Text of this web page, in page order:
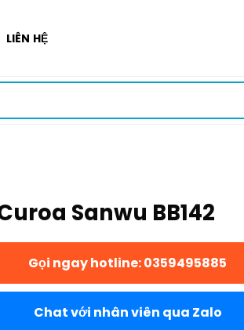
LIÊN HỆ
Sanwu BB142
Gọi ngay hotline: 0359495885
Chat với nhân viên qua Zalo